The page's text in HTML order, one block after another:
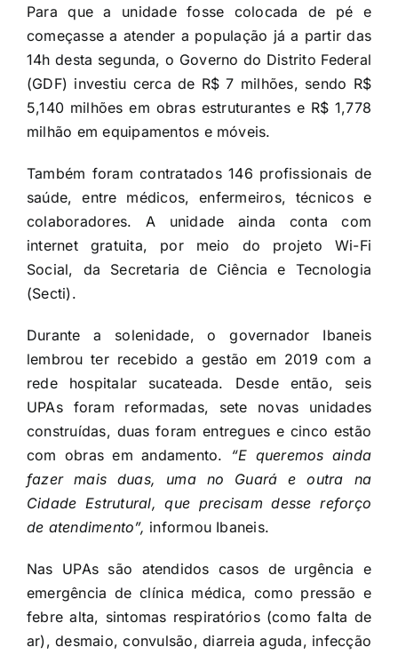
Para que a unidade fosse colocada de pé e
começasse a atender a população já a partir das
14h desta segunda, o Governo do Distrito Federal
(GDF) investiu cerca de R$ 7 milhões, sendo R$
5,140 milhões em obras estruturantes e R$ 1,778
milhão em equipamentos e móveis.
Também foram contratados 146 profissionais de
saúde, entre médicos, enfermeiros, técnicos e
colaboradores. A unidade ainda conta com
internet gratuita, por meio do projeto Wi-Fi
Social, da Secretaria de Ciência e Tecnologia
(Secti).
Durante a solenidade, o governador Ibaneis
lembrou ter recebido a gestão em 2019 com a
rede hospitalar sucateada. Desde então, seis
UPAs foram reformadas, sete novas unidades
construídas, duas foram entregues e cinco estão
com obras em andamento.
“E queremos ainda
fazer mais duas, uma no Guará e outra na
Cidade Estrutural, que precisam desse reforço
de atendimento”, informou Ibaneis.
Nas UPAs são atendidos casos de urgência e
emergência de clínica médica, como pressão e
febre alta, sintomas respiratórios (como falta de
ar), desmaio, convulsão, diarreia aguda, infecção